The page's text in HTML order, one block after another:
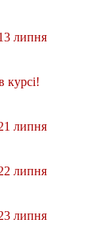
липня
курсі!
липня
липня
липня